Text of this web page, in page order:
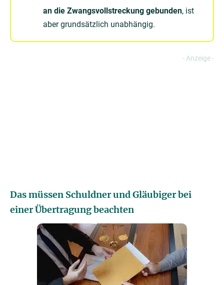
an die Zwangsvollstreckung gebunden, ist
aber grundsätzlich unabhängig.
Das müssen Schuldner und Gläubiger bei
einer Übertragung beachten